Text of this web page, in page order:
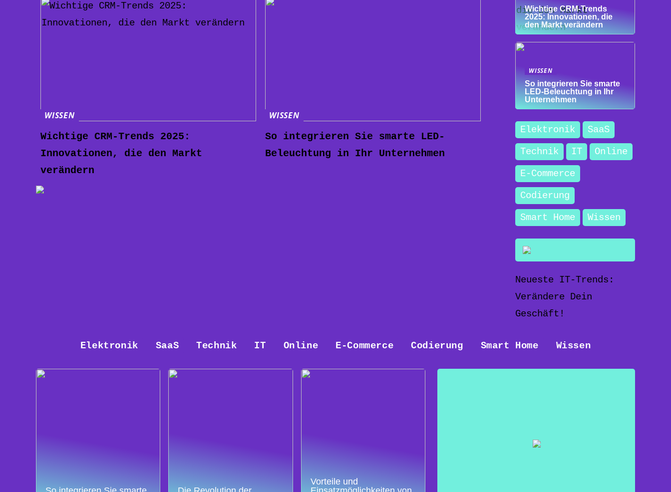
WISSEN
Wichtige CRM-Trends 2025:
Innovationen, die den Markt
verändern
WISSEN
So integrieren Sie smarte LED-
Beleuchtung in Ihr Unternehmen
Wichtige CRM-Trends
2025: Innovationen, die
den Markt verändern
WISSEN
So integrieren Sie smarte
LED-Beleuchtung in Ihr
Unternehmen
Elektronik
SaaS
Technik
IT
Online
E-Commerce
Codierung
Smart Home
Wissen
Neueste IT-Trends:
Verändere Dein
Geschäft!
Elektronik SaaS Technik IT Online E-Commerce Codierung Smart Home Wissen
Vorteile und